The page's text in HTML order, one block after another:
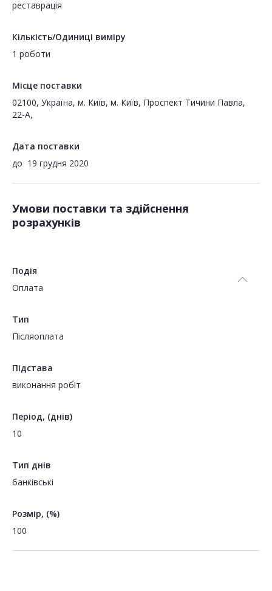
реставрація
Кількість/Одиниці виміру
1 роботи
Місце поставки
02100, Україна, м. Київ, м. Київ, Проспект Тичини Павла,
22-А,
Дата поставки
до 19 грудня 2020
Умови поставки та здійснення
розрахунків
Подія
Оплата
Тип
Пiсляоплата
Підстава
виконання робіт
Період, (днів)
10
Тип днів
банківські
Розмір, (%)
100